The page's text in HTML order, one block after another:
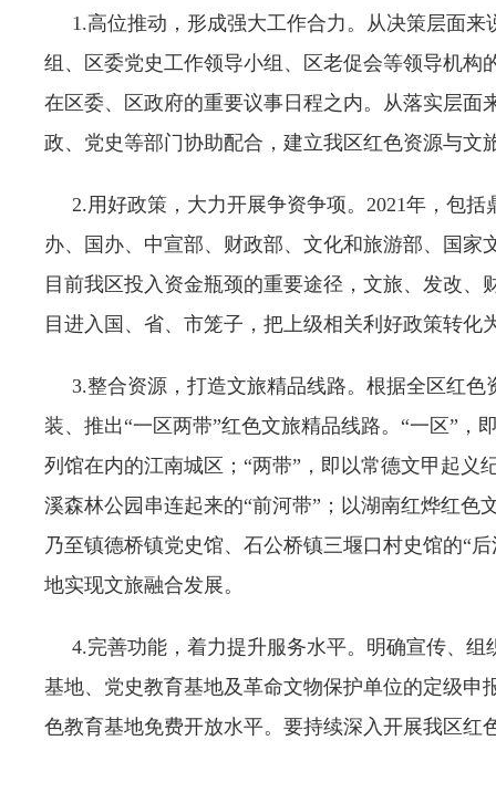
1.高位推动，形成强大工作合力。从决策层面来
组、区委党史工作领导小组、区老促会等领导机
在区委、区政府的重要议事日程之内。从落实层
政、党史等部门协助配合，建立我区红色资源与
2.用好政策，大力开展争资争项。2021年，包括
办、国办、中宣部、财政部、文化和旅游部、国
目前我区投入资金瓶颈的重要途径，文旅、发改
目进入国、省、市笼子，把上级相关利好政策转化
3.整合资源，打造文旅精品线路。根据全区红色
装、推出“一区两带”红色文旅精品线路。“一区”
列馆在内的江南城区；“两带”，即以常德文甲起
溪森林公园串连起来的“前河带”；以湖南红烨红
乃至镇德桥镇党史馆、石公桥镇三堰口村史馆的“
地实现文旅融合发展。
4.完善功能，着力提升服务水平。明确宣传、组
基地、党史教育基地及革命文物保护单位的定级
色教育基地免费开放水平。要持续深入开展我区